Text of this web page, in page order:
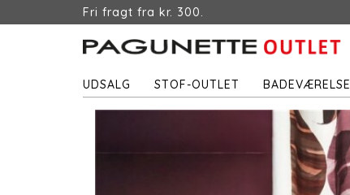
Fri fragt fra kr. 300.
UDSALG STOF-OUTLET BADEVÆRELSE